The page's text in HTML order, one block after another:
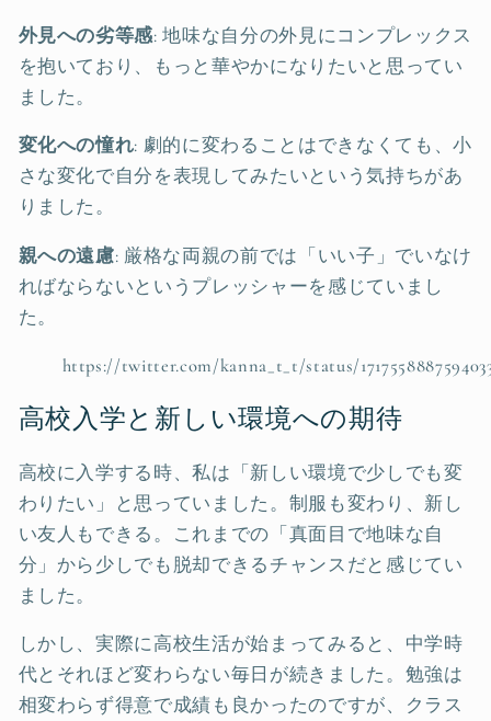
外見への劣等感: 地味な自分の外見にコンプレックス
を抱いており、もっと華やかになりたいと思ってい
ました。
変化への憧れ: 劇的に変わることはできなくても、小
さな変化で自分を表現してみたいという気持ちがあ
りました。
親への遠慮: 厳格な両親の前では「いい子」でいなけ
ればならないというプレッシャーを感じていまし
た。
https://twitter.com/kanna_t_t/status/
高校入学と新しい環境への期待
高校に入学する時、私は「新しい環境で少しでも変
わりたい」と思っていました。制服も変わり、新し
い友人もできる。これまでの「真面目で地味な自
分」から少しでも脱却できるチャンスだと感じてい
ました。
しかし、実際に高校生活が始まってみると、中学時
代とそれほど変わらない毎日が続きました。勉強は
相変わらず得意で成績も良かったのですが、クラス